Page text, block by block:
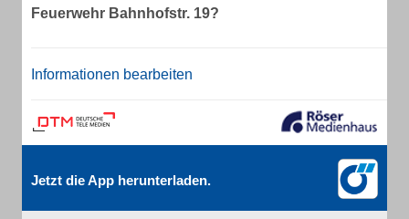
Feuerwehr Bahnhofstr. 19?
Informationen bearbeiten
Jetzt die App herunterladen.